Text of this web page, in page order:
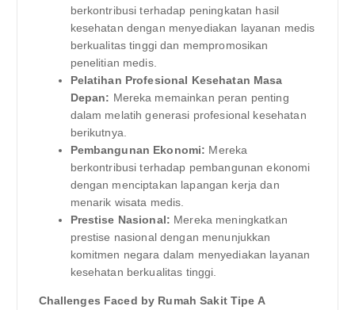
berkontribusi terhadap peningkatan hasil
kesehatan dengan menyediakan layanan medis
berkualitas tinggi dan mempromosikan
penelitian medis.
Pelatihan Profesional Kesehatan Masa
Depan: Mereka memainkan peran penting
dalam melatih generasi profesional kesehatan
berikutnya.
Pembangunan Ekonomi: Mereka
berkontribusi terhadap pembangunan ekonomi
dengan menciptakan lapangan kerja dan
menarik wisata medis.
Prestise Nasional: Mereka meningkatkan
prestise nasional dengan menunjukkan
komitmen negara dalam menyediakan layanan
kesehatan berkualitas tinggi.
Challenges Faced by Rumah Sakit Tipe A